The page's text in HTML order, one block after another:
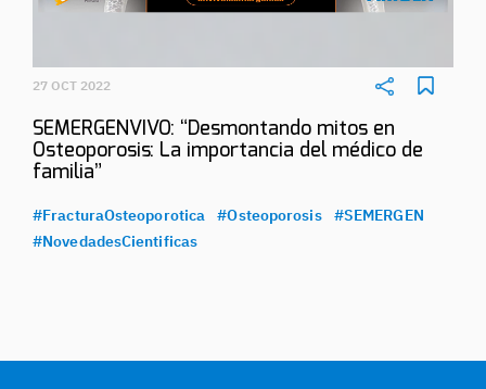
27 OCT 2022
SEMERGENVIVO: “Desmontando mitos en
Osteoporosis: La importancia del médico de
familia”
#FracturaOsteoporotica #Osteoporosis
#SEMERGEN
#NovedadesCientificas